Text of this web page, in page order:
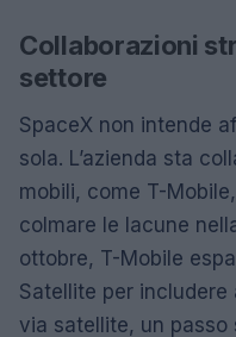
Collaborazioni
settore
SpaceX non intende
sola. L’azienda sta
mobili, come T-
colmare le lacune
ottobre, T-Mobile
Satellite per
via satellite, un